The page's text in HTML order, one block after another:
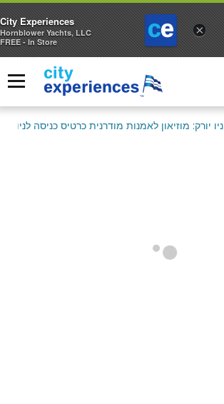
תפריט
ניו יורק: מוזיאון לאמנות מודרנית כרטיס כניסה לניו
×
City Experiences
Hornblower Yachts, LLC
FREE - In Store